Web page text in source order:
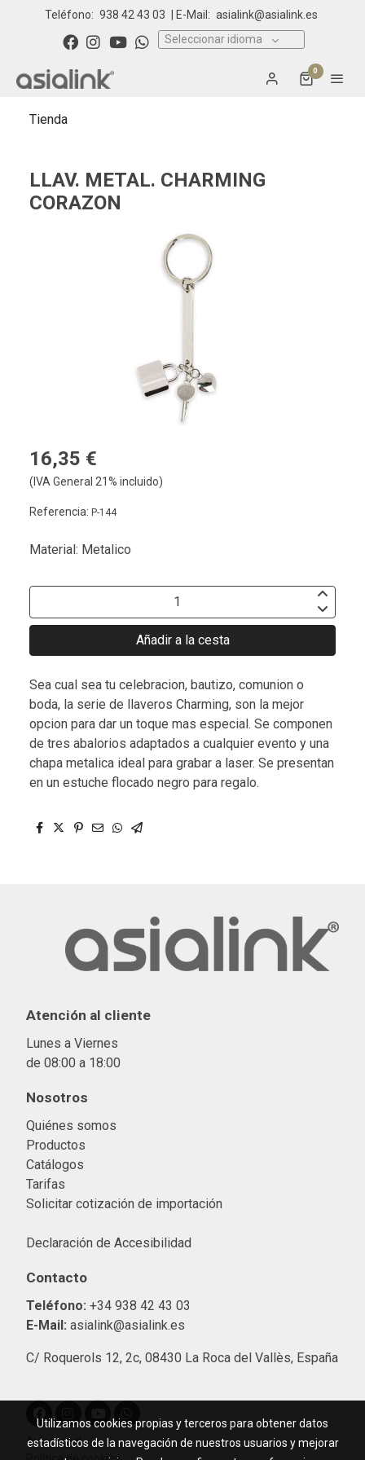
Teléfono: 938 42 43 03 | E-Mail: asialink@asialink.es
Seleccionar idioma
0
Tienda
LLAV. METAL. CHARMING
CORAZON
16,35 €
(IVA General 21% incluido)
Referencia: P-144
Material: Metalico
Añadir a la cesta
Sea cual sea tu celebracion, bautizo, comunion o
boda, la serie de llaveros Charming, son la mejor
opcion para dar un toque mas especial. Se componen
de tres abalorios adaptados a cualquier evento y una
chapa metalica ideal para grabar a laser. Se presentan
en un estuche flocado negro para regalo.
Atención al cliente
Lunes a Viernes
de 08:00 a 18:00
Nosotros
Quiénes somos
Productos
Catálogos
Tarifas
Solicitar cotización de importación
Declaración de Accesibilidad
Contacto
Teléfono: +34 938 42 43 03
E-Mail: asialink@asialink.es
C/ Roquerols 12, 2c, 08430 La Roca del Vallès, España
Aviso legal
Utilizamos cookies propias y terceros para obtener datos
estadísticos de la navegación de nuestros usuarios y mejorar